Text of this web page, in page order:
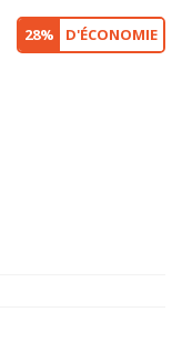
28% D'ÉCONOMIE